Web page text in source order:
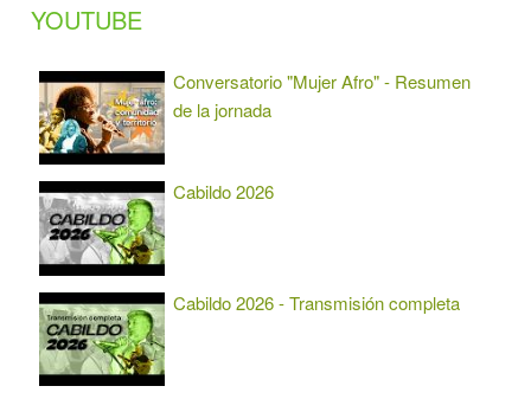
YOUTUBE
Conversatorio "Mujer Afro" - Resumen
de la jornada
Cabildo 2026
Cabildo 2026 - Transmisión completa